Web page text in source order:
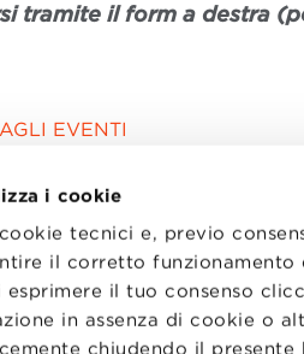
i cookie
tecnici e, previo
il corretto funzionamento
esprimere il tuo consenso
in assenza di cookie o
chiudendo il presente
tramite il form a destra
EVENTI